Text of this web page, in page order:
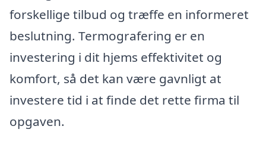
forskellige tilbud og træffe en informeret
beslutning. Termografering er en
investering i dit hjems effektivitet og
komfort, så det kan være gavnligt at
investere tid i at finde det rette firma til
opgaven.